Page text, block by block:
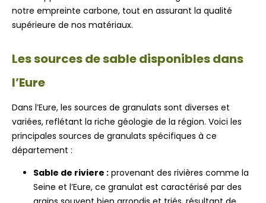
notre empreinte carbone, tout en assurant la qualité
supérieure de nos matériaux.
Les sources de sable disponibles dans
l’Eure
Dans l’Eure, les sources de granulats sont diverses et
variées, reflétant la riche géologie de la région. Voici les
principales sources de granulats spécifiques à ce
département :
Sable de riviere : provenant des rivières comme la
Seine et l’Eure, ce granulat est caractérisé par des